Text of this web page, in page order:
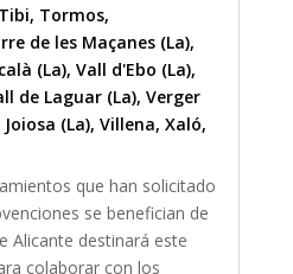
Tibi, Tormos,
de les Maçanes (La),
(La), Vall d'Ebo (La),
de Laguar (La), Verger
(La), Villena, Xaló,
que han solicitado
se benefician de
Alicante destinará este
colaborar con los